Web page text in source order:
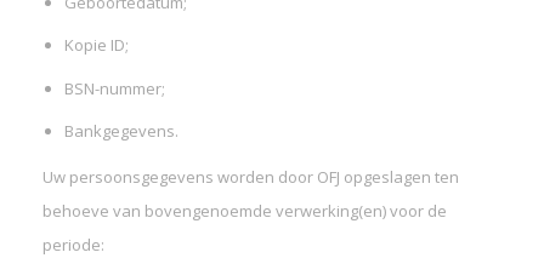
Kopie ID;
BSN-nummer;
Bankgegevens.
Uw persoonsgegevens worden door OFJ opgeslagen ten
behoeve van bovengenoemde verwerking(en) voor de
periode: